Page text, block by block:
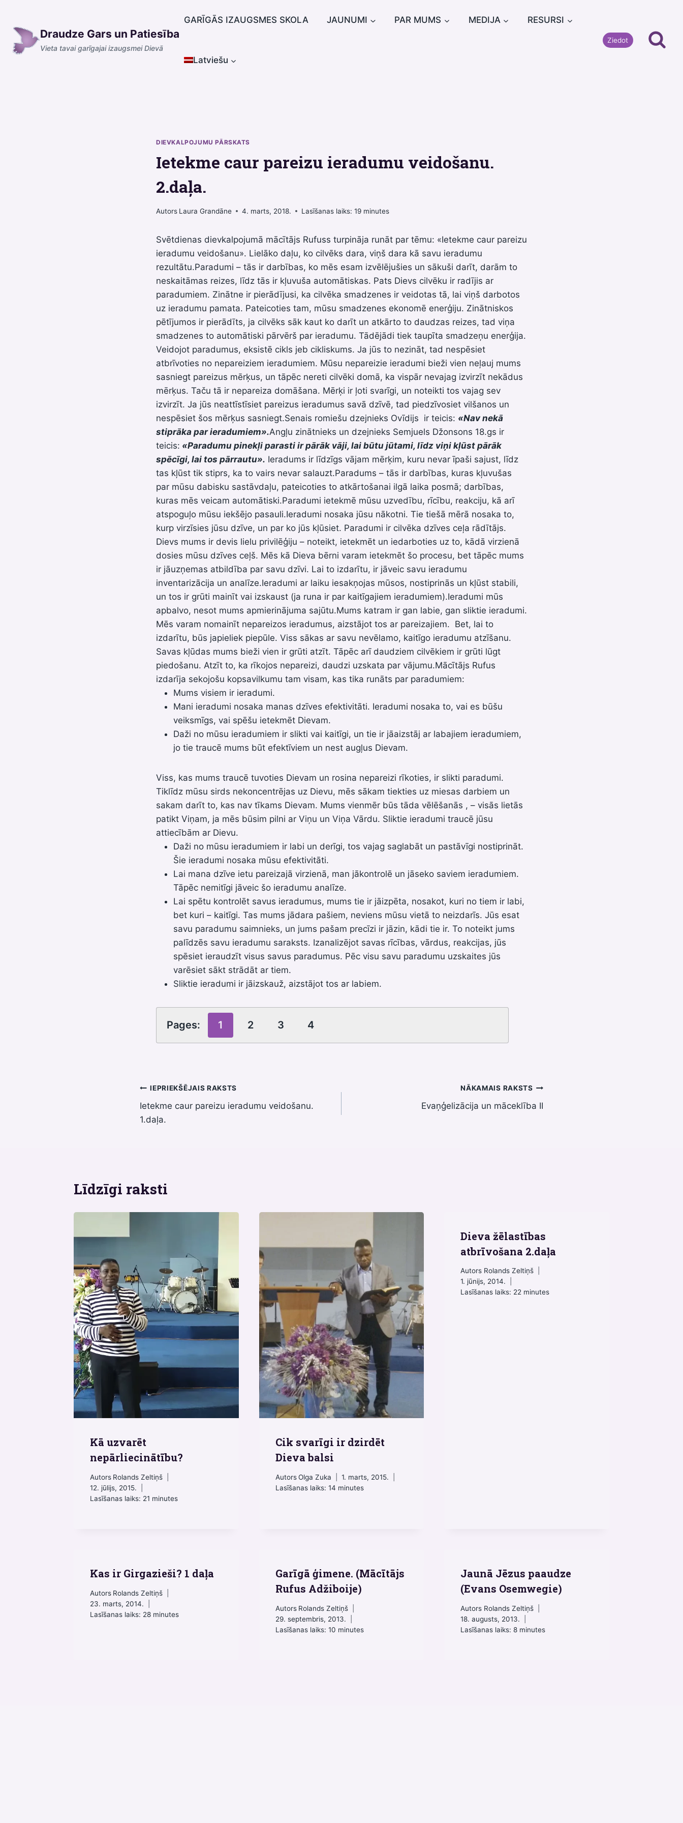
content
Draudze Gars un Patiesība
Vieta tavai garīgajai izaugsmei Dievā
GARĪGĀS IZAUGSMES SKOLA JAUNUMI PAR MUMS MEDIJA RESURSI
Latviešu
Ziedot
DIEVKALPOJUMU PĀRSKATS
Ietekme caur pareizu ieradumu veidošanu.
2.daļa.
Autors Laura Grandāne 4. marts, 2018. Lasīšanas laiks: 19 minutes
Svētdienas dievkalpojumā mācītājs Rufuss turpināja runāt par tēmu: «Ietekme caur pareizu
ieradumu veidošanu». Lielāko daļu, ko cilvēks dara, viņš dara kā savu ieradumu
rezultātu.Paradumi – tās ir darbības, ko mēs esam izvēlējušies un sākuši darīt, darām to
neskaitāmas reizes, līdz tās ir kļuvuša automātiskas. Pats Dievs cilvēku ir radījis ar
paradumiem. Zinātne ir pierādījusi, ka cilvēka smadzenes ir veidotas tā, lai viņš darbotos
uz ieradumu pamata. Pateicoties tam, mūsu smadzenes ekonomē enerģiju. Zinātniskos
pētījumos ir pierādīts, ja cilvēks sāk kaut ko darīt un atkārto to daudzas reizes, tad viņa
smadzenes to automātiski pārvērš par ieradumu. Tādējādi tiek taupīta smadzeņu enerģija.
Veidojot paradumus, eksistē cikls jeb cikliskums. Ja jūs to nezināt, tad nespēsiet
atbrīvoties no nepareiziem ieradumiem. Mūsu nepareizie ieradumi bieži vien neļauj mums
sasniegt pareizus mērķus, un tāpēc nereti cilvēki domā, ka vispār nevajag izvirzīt nekādus
mērķus. Taču tā ir nepareiza domāšana. Mērķi ir ļoti svarīgi, un noteikti tos vajag sev
izvirzīt. Ja jūs neattīstīsiet pareizus ieradumus savā dzīvē, tad piedzīvosiet vilšanos un
nespēsiet šos mērķus sasniegt.Senais romiešu dzejnieks Ovīdijs ir teicis: «Nav nekā
stiprāka par ieradumiem».Angļu zinātnieks un dzejnieks Semjuels Džonsons 18.gs ir
teicis: «Paradumu pinekļi parasti ir pārāk vāji, lai būtu jūtami, līdz viņi kļūst pārāk
spēcīgi, lai tos pārrautu». Ieradums ir līdzīgs vājam mērķim, kuru nevar īpaši sajust, līdz
tas kļūst tik stiprs, ka to vairs nevar salauzt.Paradums – tās ir darbības, kuras kļuvušas
par mūsu dabisku sastāvdaļu, pateicoties to atkārtošanai ilgā laika posmā; darbības,
kuras mēs veicam automātiski.Paradumi ietekmē mūsu uzvedību, rīcību, reakciju, kā arī
atspoguļo mūsu iekšējo pasauli.Ieradumi nosaka jūsu nākotni. Tie tiešā mērā nosaka to,
kurp virzīsies jūsu dzīve, un par ko jūs kļūsiet. Paradumi ir cilvēka dzīves ceļa rādītājs.
Dievs mums ir devis lielu privilēģiju – noteikt, ietekmēt un iedarboties uz to, kādā virzienā
dosies mūsu dzīves ceļš. Mēs kā Dieva bērni varam ietekmēt šo procesu, bet tāpēc mums
ir jāuzņemas atbildība par savu dzīvi. Lai to izdarītu, ir jāveic savu ieradumu
inventarizācija un analīze.Ieradumi ar laiku iesakņojas mūsos, nostiprinās un kļūst stabili,
un tos ir grūti mainīt vai izskaust (ja runa ir par kaitīgajiem ieradumiem).Ieradumi mūs
apbalvo, nesot mums apmierinājuma sajūtu.Mums katram ir gan labie, gan sliktie ieradumi.
Mēs varam nomainīt nepareizos ieradumus, aizstājot tos ar pareizajiem. Bet, lai to
izdarītu, būs japieliek piepūle. Viss sākas ar savu nevēlamo, kaitīgo ieradumu atzīšanu.
Savas kļūdas mums bieži vien ir grūti atzīt. Tāpēc arī daudziem cilvēkiem ir grūti lūgt
piedošanu. Atzīt to, ka rīkojos nepareizi, daudzi uzskata par vājumu.Mācītājs Rufus
izdarīja sekojošu kopsavilkumu tam visam, kas tika runāts par paradumiem:
Mums visiem ir ieradumi.
Mani ieradumi nosaka manas dzīves efektivitāti. Ieradumi nosaka to, vai es būšu
veiksmīgs, vai spēšu ietekmēt Dievam.
Daži no mūsu ieradumiem ir slikti vai kaitīgi, un tie ir jāaizstāj ar labajiem ieradumiem,
jo tie traucē mums būt efektīviem un nest augļus Dievam.
Viss, kas mums traucē tuvoties Dievam un rosina nepareizi rīkoties, ir slikti paradumi.
Tiklīdz mūsu sirds nekoncentrējas uz Dievu, mēs sākam tiekties uz miesas darbiem un
sakam darīt to, kas nav tīkams Dievam. Mums vienmēr būs tāda vēlēšanās , – visās lietās
patikt Viņam, ja mēs būsim pilni ar Viņu un Viņa Vārdu. Sliktie ieradumi traucē jūsu
attiecībām ar Dievu.
Daži no mūsu ieradumiem ir labi un derīgi, tos vajag saglabāt un pastāvīgi nostiprināt.
Šie ieradumi nosaka mūsu efektivitāti.
Lai mana dzīve ietu pareizajā virzienā, man jākontrolē un jāseko saviem ieradumiem.
Tāpēc nemitīgi jāveic šo ieradumu analīze.
Lai spētu kontrolēt savus ieradumus, mums tie ir jāizpēta, nosakot, kuri no tiem ir labi,
bet kuri – kaitīgi. Tas mums jādara pašiem, neviens mūsu vietā to neizdarīs. Jūs esat
savu paradumu saimnieks, un jums pašam precīzi ir jāzin, kādi tie ir. To noteikt jums
palīdzēs savu ieradumu saraksts. Izanalizējot savas rīcības, vārdus, reakcijas, jūs
spēsiet ieraudzīt visus savus paradumus. Pēc visu savu paradumu uzskaites jūs
varēsiet sākt strādāt ar tiem.
Sliktie ieradumi ir jāizskauž, aizstājot tos ar labiem.
Pages: 1 2 3 4
Ziņu
izvēlne
IEPRIEKŠĒJAIS RAKSTS
Ietekme caur pareizu ieradumu veidošanu.
1.daļa.
NĀKAMAIS RAKSTS
Evaņģelizācija un māceklība II
Līdzīgi raksti
Kā uzvarēt
nepārliecinātību?
Autors Rolands Zeltiņš
12. jūlijs, 2015.
Lasīšanas laiks: 21 minutes
Cik svarīgi ir dzirdēt
Dieva balsi
Autors Olga Zuka
1. marts, 2015.
Lasīšanas laiks: 14 minutes
Dieva žēlastības
atbrīvošana 2.daļa
Autors Rolands Zeltiņš
1. jūnijs, 2014.
Lasīšanas laiks: 22 minutes
Kas ir Girgazieši? 1 daļa
Autors Rolands Zeltiņš
23. marts, 2014.
Lasīšanas laiks: 28 minutes
Garīgā ģimene. (Mācītājs
Rufus Adžiboije)
Autors Rolands Zeltiņš
29. septembris, 2013.
Lasīšanas laiks: 10 minutes
Jaunā Jēzus paaudze
(Evans Osemwegie)
Autors Rolands Zeltiņš
18. augusts, 2013.
Lasīšanas laiks: 8 minutes